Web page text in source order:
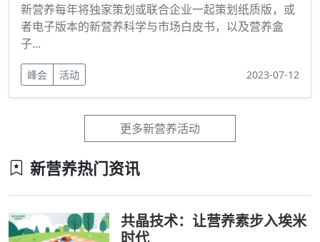
新营养每年将独家策划或联合企业一起策划纸质版，或
者电子版本的新营养科学与市场白皮书，以及营养盒
子...
峰会 活动 2023-07-12
更多新营养活动
新营养热门资讯
共晶技术：让营养素步入埃米
时代